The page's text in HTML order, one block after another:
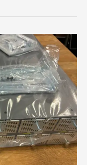
محول
شبكة
Netgear
من
Galaxus
سويسرا،
تم
توصيله
إلى
بلجيكا